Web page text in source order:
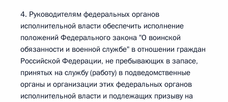
4. Руководителям федеральных органов
исполнительной власти обеспечить исполнение
положений Федерального закона "О воинской
обязанности и военной службе" в отношении граждан
Российской Федерации, не пребывающих в запасе,
принятых на службу (работу) в подведомственные
органы и организации этих федеральных органов
исполнительной власти и подлежащих призыву на